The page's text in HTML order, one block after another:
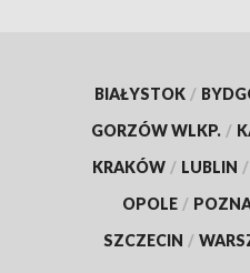
BIAŁYSTOK /
GORZÓW WLKP. /
KRAKÓW / LUBLIN /
OPOLE /
SZCZECIN /